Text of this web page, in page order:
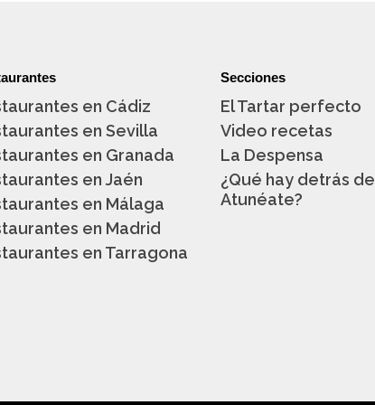
en Cádiz
en Sevilla
en Granada
en Jaén
en Málaga
en Madrid
en Tarragona
Secciones
El Tartar perfecto
Video recetas
La Despensa
¿Qué hay detrás de
Atunéate?